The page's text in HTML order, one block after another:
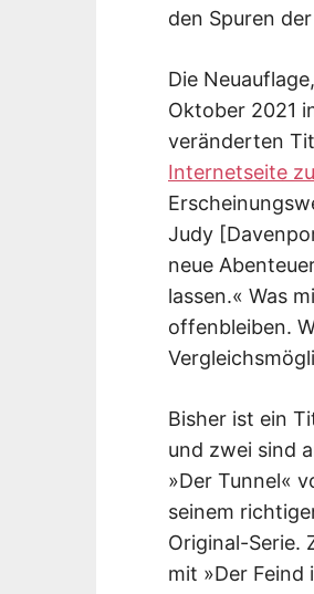
den Spuren
Die
Oktober 2021
veränderten
Internetseite
Judy
neue
lassen.« Was
offenbleiben.
Bisher ist ein
und zwei sind
»Der Tunnel«
seinem
Original-Serie.
mit »Der Feind